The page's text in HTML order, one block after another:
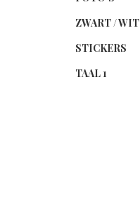
ZWART / WIT
STICKERS
TAAL 1